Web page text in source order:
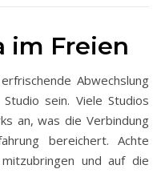
im Freien
Abwechslung
sein. Viele Studios
an, was die Verbindung
bereichert. Achte
und auf die